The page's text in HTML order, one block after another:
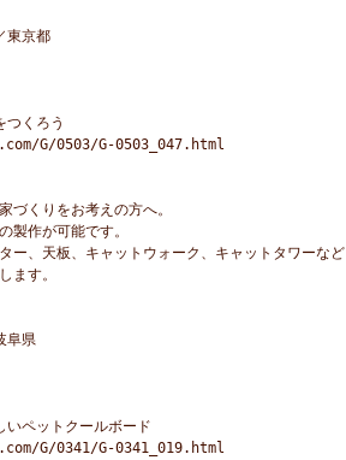
東京都
つくろう
G/0503/G-0503_047.html
づくりをお考えの方へ。
製作が可能です。
ー、天板、キャットウォーク、キャットタワーなど
ます。
阜県
いペットクールボード
G/0341/G-0341_019.html